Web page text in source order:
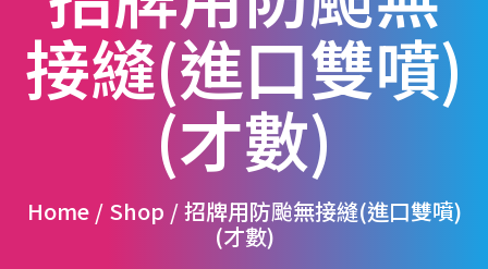
接縫(進口雙噴)
(才數)
Home / Shop / 招牌用防颱無接縫(進口雙噴)
(才數)